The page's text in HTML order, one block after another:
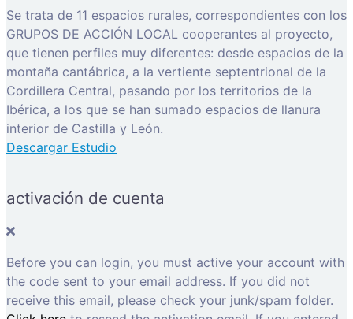
Se trata de 11 espacios rurales, correspondientes con los
GRUPOS DE ACCIÓN LOCAL cooperantes al proyecto,
que tienen perfiles muy diferentes: desde espacios de la
montaña cantábrica, a la vertiente septentrional de la
Cordillera Central, pasando por los territorios de la
Ibérica, a los que se han sumado espacios de llanura
interior de Castilla y León.
Descargar Estudio
activación de cuenta
Before you can login, you must active your account with
the code sent to your email address. If you did not
receive this email, please check your junk/spam folder.